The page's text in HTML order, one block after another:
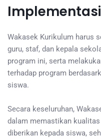
Wakasek Kurikulum harus
guru, staf, dan kepala
program ini, serta
terhadap program
siswa.
Secara keseluruhan,
dalam memastikan
diberikan kepada siswa,